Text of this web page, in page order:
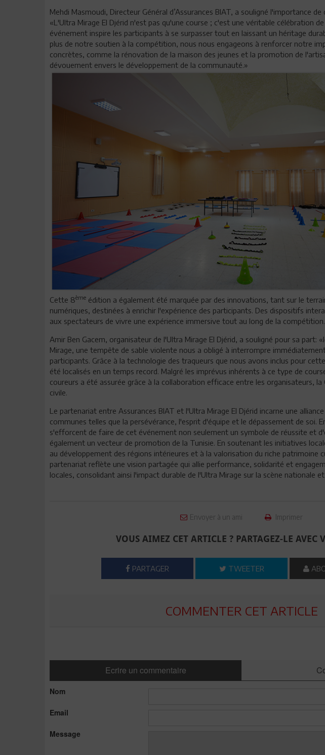
Mehdi Masmoudi, Directeur Général d’Assurances BIAT, a souligné l'importance
«L'Ultra Mirage El Djérid n'est pas qu'une course ; c'est une véritable célébration
événement inspire les participants à se surpasser tout en laissant un héritage
plus de notre soutien à la compétition, nous nous engageons à renforcer notre
concrètes, comme la rénovation de la maison des jeunes et la promotion de
dévouement envers le développement de la communauté.»
Cette 8ème édition a également été marquée par des innovations, tant sur le
numériques, destinées à enrichir l'expérience des participants. Des dispositifs
aux spectateurs de vivre une expérience immersive tout au long de la compétition.
Amir Ben Gacem, organisateur de l'Ultra Mirage El Djérid, a souligné pour sa part:
Mirage, une tempête de sable violente nous a obligé à interrompre
participants. Grâce à la technologie des traqueurs que nous avons inclus pour
été localisés en un temps record. Malgré les imprévus inhérents à ce type de
coureurs a été assurée grâce à la collaboration efficace entre les organisateurs,
civile.
Le partenariat entre Assurances BIAT et l'Ultra Mirage El Djérid incarne une
communes telles que la persévérance, l'esprit d'équipe et le dépassement de soi.
s'efforcent de faire de cet événement non seulement un symbole de réussite et
également un vecteur de promotion de la Tunisie. En soutenant les initiatives
au développement des régions intérieures et à la valorisation du riche patrimoine
partenariat reflète une vision partagée qui allie performance, solidarité et
locales, consolidant ainsi l'impact durable de l'Ultra Mirage sur la scène nationale
Envoyer à un ami Imprimer
VOUS AIMEZ CET ARTICLE ? PARTAGEZ-LE AVEC
PARTAGER TWEETER
COMMENTER CET ARTICLE
Ecrire un commentaire
Nom
Email
Message